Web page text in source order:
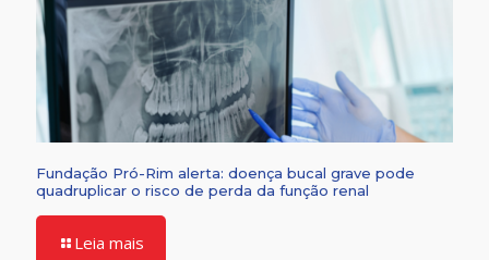
Fundação Pró-Rim alerta: doença bucal grave pode
quadruplicar o risco de perda da função renal
Leia mais